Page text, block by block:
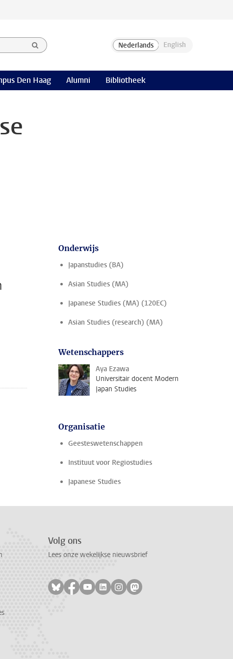
Den Haag Alumni Bibliotheek
Onderwijs
Japanstudies (BA)
Asian Studies (MA)
Japanese Studies (MA) (120EC)
Asian Studies (research) (MA)
Wetenschappers
Aya Ezawa
Universitair docent Modern
Japan Studies
Organisatie
Geesteswetenschappen
Instituut voor Regiostudies
Japanese Studies
Volg ons
Lees onze wekelijkse nieuwsbrief
Volg ons op bluesky
Volg ons op facebook
Volg ons op youtube
Volg ons op linkedin
Volg ons op instagram
Volg ons op mastodon